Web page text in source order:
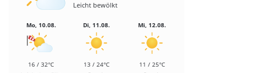
Leicht bewölkt
Mo, 10.08.
16 / 32°C
Di, 11.08.
13 / 24°C
Mi, 12.08.
11 / 25°C